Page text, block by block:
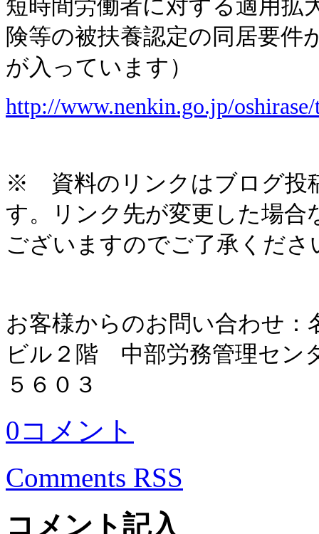
短時間労働者に対する適用拡
険等の被扶養認定の同居要件
が入っています）
http://www.nenkin.go.jp/
※ 資料のリンクはブログ投
す。リンク先が変更した場
ございますのでご了承くださ
お客様からのお問い合わせ：
ビル２階 中部労務管理セン
５６０３
0コメント
Comments RSS
コメント記入